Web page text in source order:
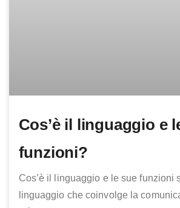
Cos’è il linguaggio e
funzioni?
Cos’è il linguaggio e le sue funzioni
linguaggio che coinvolge la